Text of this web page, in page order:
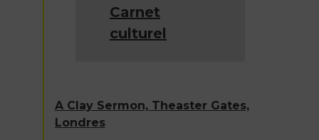
Carnet
culturel
A Clay Sermon, Theaster Gates,
Londres